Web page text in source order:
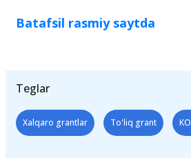
Batafsil rasmiy saytda
Teglar
Xalqaro grantlar To'liq grant